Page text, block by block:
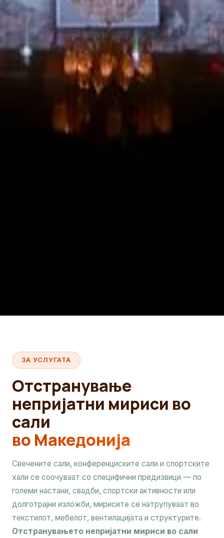
ЗА УСЛУГАТА
Отстранување
непријатни мириси во
сали
во Македонија
Свечените сали, конференциските сали и спортските
хали се соочуваат со специфични предизвици — по
големи настани, свадби, спортски активности или
долготрајни изложби, мирисите се натрупуваат во
текстилот, мебелот, вентилацијата и структурите.
Отстранувањето непријатни мириси во сали